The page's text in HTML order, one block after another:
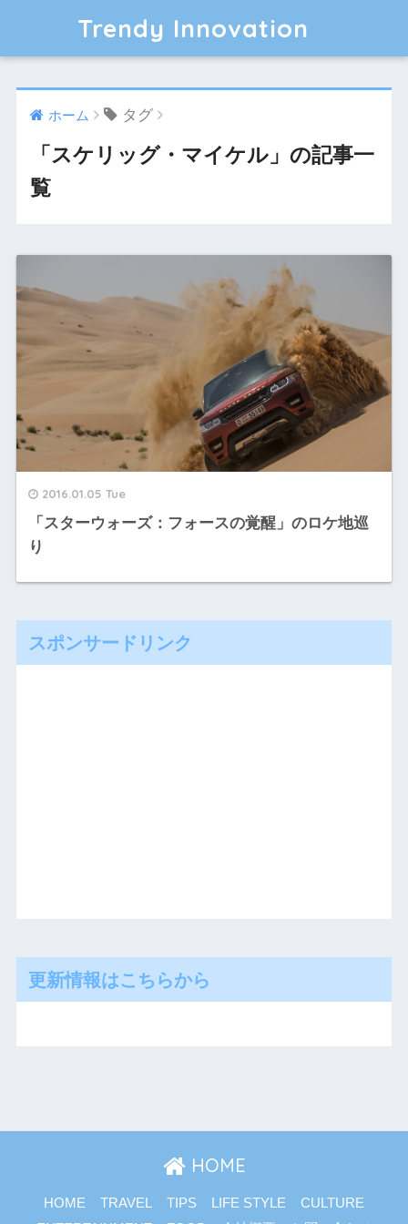
Trendy Innovation
ホーム タグ
「スケリッグ・マイケル」の記事一
覧
2016.01.05 Tue
「スターウォーズ：フォースの覚醒」のロケ地巡
り
スポンサードリンク
更新情報はこちらから
HOME
HOME TRAVEL TIPS LIFE STYLE
CULTURE